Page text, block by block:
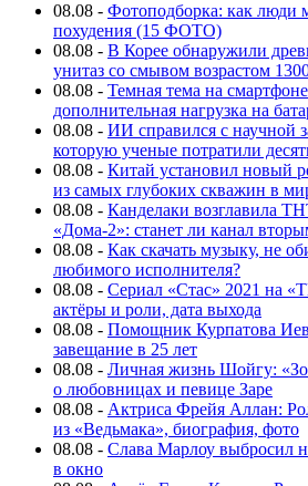
08.08 - Фотоподборка: как люди
похудения (15 ФОТО)
08.08 - В Корее обнаружили
унитаз со смывом возрастом
08.08 - Темная тема на
дополнительная нагрузка на
08.08 - ИИ справился с научной
которую ученые потратили
08.08 - Китай установил новый
из самых глубоких скважин в
08.08 - Канделаки возглавила
«Дома-2»: станет ли канал
08.08 - Как скачать музыку, не
любимого исполнителя?
08.08 - Сериал «Стас» 2021 на
актёры и роли, дата выхода
08.08 - Помощник Курпатова
завещание в 25 лет
08.08 - Личная жизнь Шойгу:
о любовницах и певице Заре
08.08 - Актриса Фрейя Аллан:
из «Ведьмака», биография, фото
08.08 - Слава Марлоу выбросил
в окно